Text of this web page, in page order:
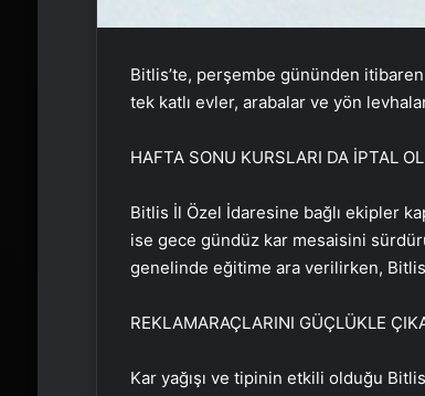
Bitlis’te, perşembe gününden
tek katlı evler, arabalar ve yön
HAFTA SONU KURSLARI DA İPTAL
Bitlis İl Özel İdaresine bağlı ekipler
ise gece gündüz kar mesaisini
genelinde eğitime ara verilirken, Bitlis
REKLAMARAÇLARINI GÜÇLÜKLE
Kar yağışı ve tipinin etkili olduğu